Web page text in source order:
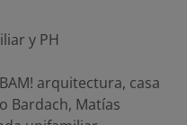
y PH
BAM! arquitectura, casa
Bardach, Matías